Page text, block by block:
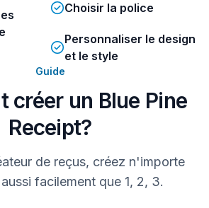
$185.00
$23.00
$270.07
Choisir la police
Personnaliser le design
et le style
Guide
créer un Blue Pine
Receipt?
de reçus, créez n'importe
facilement que 1, 2, 3.